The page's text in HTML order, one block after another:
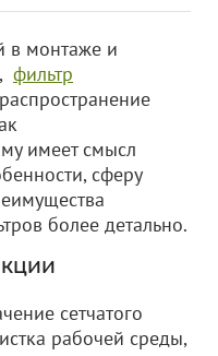
в монтаже и
фильтр
имеет смысл
сферу
более детально.
сетчатого
рабочей среды,